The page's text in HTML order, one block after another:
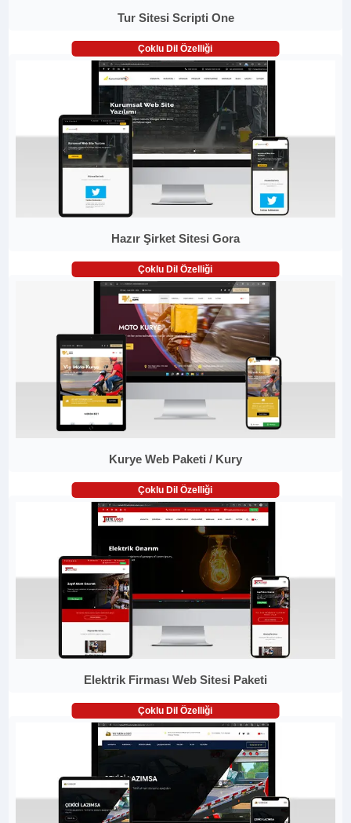
Tur Sitesi Scripti One
Çoklu Dil Özelliği
Hazır Şirket Sitesi Gora
Çoklu Dil Özelliği
Kurye Web Paketi / Kury
Çoklu Dil Özelliği
Elektrik Firması Web Sitesi Paketi
Çoklu Dil Özelliği